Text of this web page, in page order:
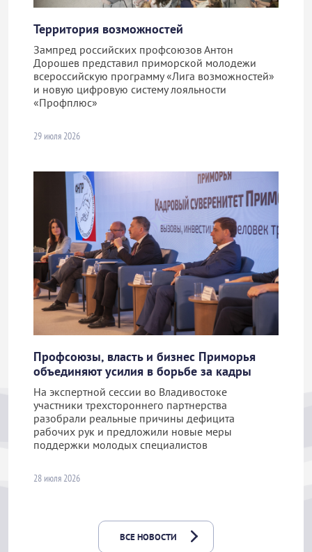
Территория возможностей
Зампред российских профсоюзов Антон
Дорошев представил приморской молодежи
всероссийскую программу «Лига возможностей»
и новую цифровую систему лояльности
«Профплюс»
29 июля 2026
Профсоюзы, власть и бизнес Приморья
объединяют усилия в борьбе за кадры
На экспертной сессии во Владивостоке
участники трехстороннего партнерства
разобрали реальные причины дефицита
рабочих рук и предложили новые меры
поддержки молодых специалистов
28 июля 2026
ВСЕ НОВОСТИ